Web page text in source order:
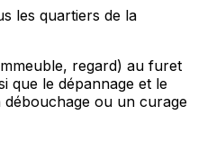
les quartiers de la
regard) au furet
que le dépannage et le
ou un curage